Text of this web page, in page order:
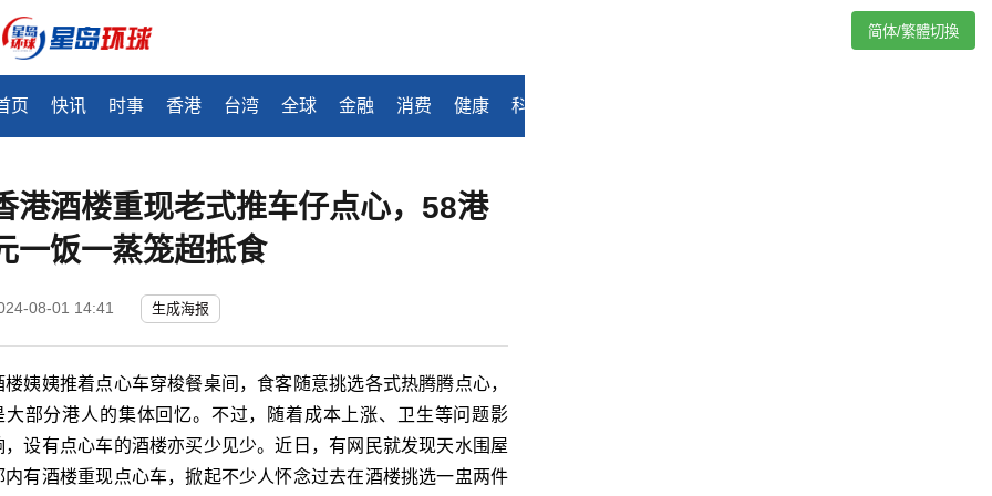
页 快讯 时事 香港 台湾 全球 金融 消费 健康 科技
简体/繁體切換
港酒楼重现老式推车仔点心，58港
一饭一蒸笼超抵食
08-01 14:41 生成海报
楼姨姨推着点心车穿梭餐桌间，食客随意挑选各式热腾腾点心，
大部分港人的集体回忆。不过，随着成本上涨、卫生等问题影
，设有点心车的酒楼亦买少见少。近日，有网民就发现天水围屋
内有酒楼重现点心车，掀起不少人怀念过去在酒楼挑选一盅两件